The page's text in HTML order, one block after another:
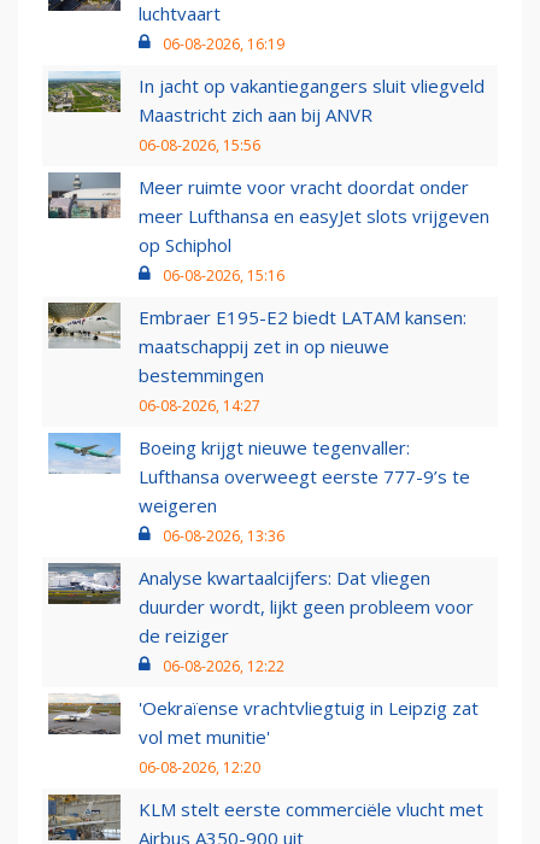
luchtvaart
06-08-2026, 16:19
In jacht op vakantiegangers sluit vliegveld
Maastricht zich aan bij ANVR
06-08-2026, 15:56
Meer ruimte voor vracht doordat onder
meer Lufthansa en easyJet slots vrijgeven
op Schiphol
06-08-2026, 15:16
Embraer E195-E2 biedt LATAM kansen:
maatschappij zet in op nieuwe
bestemmingen
06-08-2026, 14:27
Boeing krijgt nieuwe tegenvaller:
Lufthansa overweegt eerste 777-9’s te
weigeren
06-08-2026, 13:36
Analyse kwartaalcijfers: Dat vliegen
duurder wordt, lijkt geen probleem voor
de reiziger
06-08-2026, 12:22
'Oekraïense vrachtvliegtuig in Leipzig zat
vol met munitie'
06-08-2026, 12:20
KLM stelt eerste commerciële vlucht met
Airbus A350-900 uit